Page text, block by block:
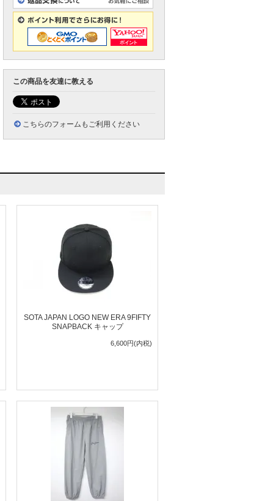
この商品を友達に教える
こちらのフォームもご利用ください
SOTA JAPAN LOGO NEW ERA 9FIFTY
SNAPBACK キャップ
6,600円(内税)